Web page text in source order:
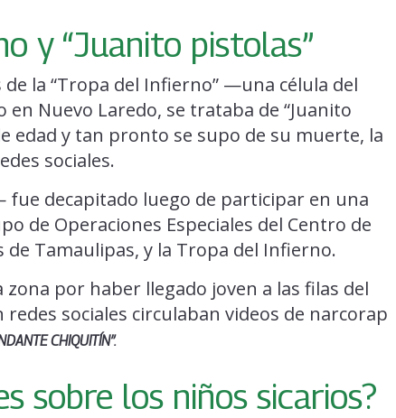
y “Juanito pistolas”
la “Tropa del Infierno” —una célula del
Nuevo Laredo, se trataba de “Juanito
edad y tan pronto se supo de su muerte, la
sociales.
decapitado luego de participar en una
de Operaciones Especiales del Centro de
Tamaulipas, y la Tropa del Infierno.
por haber llegado joven a las filas del
sociales circulaban videos de narcorap
CHIQUITÍN”.
sobre los niños sicarios?